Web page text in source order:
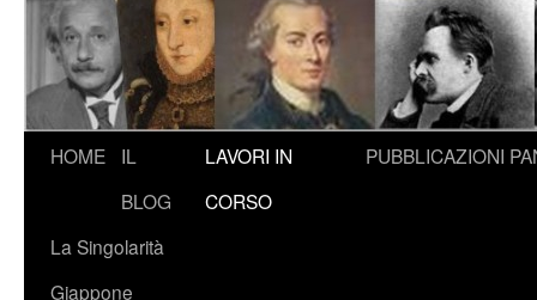
HOME
IL
BLOG
LAVORI IN
CORSO
PUBBLICAZIONI
La Singolarità
Giappone